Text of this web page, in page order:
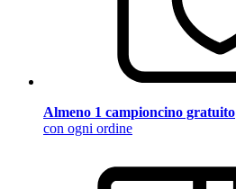
Almeno 1 campioncino gratuito
con ogni ordine